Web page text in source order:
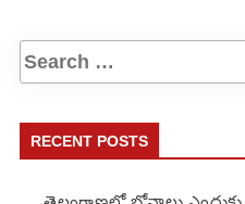
RECENT POSTS